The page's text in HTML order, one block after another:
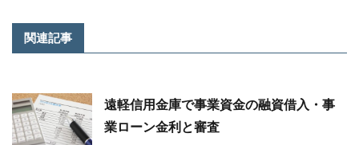
関連記事
遠軽信用金庫で事業資金の融資借入・事
業ローン金利と審査